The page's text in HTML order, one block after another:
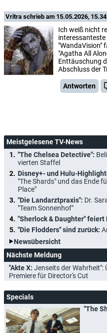
Vritra schrieb am 15.05.2026,
Ich weiß nicht
interessanteste
"WandaVision"
"Agatha All
Enttäuschung
Abschluss der
Antworten
Meistgelesene TV-News
"The Chelsea Detective":
vierten Staffel
Disney+- und Hulu-
"The Shards" und das Ende
Place"
"Die Landarztpraxis": Dr.
"Team Sonnenhof"
"Sherlock & Daughter"
"Die Flodders" sind zurück:
Newsübersicht
Nächste Meldung
"Akte X: Jenseits der Wahrheit":
Premiere für Director's Cut
Specials
"The